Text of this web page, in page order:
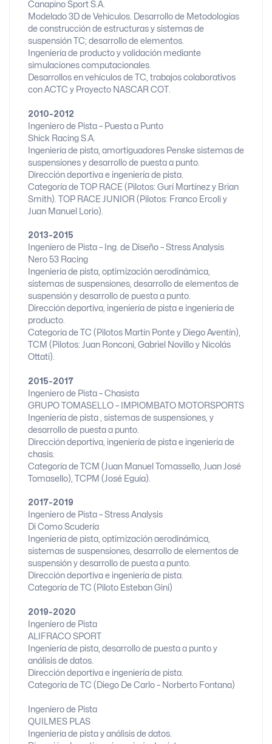
Canapino Sport S.A.
Modelado 3D de Vehículos. Desarrollo de Metodologías
de construcción de estructuras y sistemas de
suspensión TC; desarrollo de elementos.
Ingeniería de producto y validación mediante
simulaciones computacionales.
Desarrollos en vehículos de TC, trabajos colaborativos
con ACTC y Proyecto NASCAR COT.
2010-2012
Ingeniero de Pista – Puesta a Punto
Shick Racing S.A.
Ingeniería de pista, amortiguadores Penske sistemas de
suspensiones y desarrollo de puesta a punto.
Dirección deportiva e ingeniería de pista.
Categoría de TOP RACE (Pilotos: Gurí Martínez y Brian
Smith). TOP RACE JUNIOR (Pilotos: Franco Ercoli y
Juan Manuel Lorio).
2013-2015
Ingeniero de Pista – Ing. de Diseño – Stress Analysis
Nero 53 Racing
Ingeniería de pista, optimización aerodinámica,
sistemas de suspensiones, desarrollo de elementos de
suspensión y desarrollo de puesta a punto.
Dirección deportiva, ingeniería de pista e ingeniería de
producto.
Categoría de TC (Pilotos Martín Ponte y Diego Aventín),
TCM (Pilotos: Juan Ronconi, Gabriel Novillo y Nicolás
Ottati).
2015-2017
Ingeniero de Pista – Chasista
GRUPO TOMASELLO – IMPIOMBATO MOTORSPORTS
Ingeniería de pista , sistemas de suspensiones, y
desarrollo de puesta a punto.
Dirección deportiva, ingeniería de pista e ingeniería de
chasis.
Categoría de TCM (Juan Manuel Tomassello, Juan José
Tomasello), TCPM (José Eguía).
2017-2019
Ingeniero de Pista – Stress Analysis
Di Como Scudería
Ingeniería de pista, optimización aerodinámica,
sistemas de suspensiones, desarrollo de elementos de
suspensión y desarrollo de puesta a punto.
Dirección deportiva e ingeniería de pista.
Categoría de TC (Piloto Esteban Gini)
2019-2020
Ingeniero de Pista
ALIFRACO SPORT
Ingeniería de pista, desarrollo de puesta a punto y
análisis de datos.
Dirección deportiva e ingeniería de pista.
Categoría de TC (Diego De Carlo – Norberto Fontana)
Ingeniero de Pista
QUILMES PLAS
Ingeniería de pista y análisis de datos.